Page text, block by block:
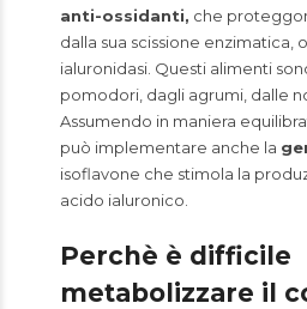
anti-ossidanti, che
dalla sua scissione enzimatica,
ialuronidasi. Questi alimenti
pomodori, dagli agrumi, dalle
Assumendo in maniera
può implementare anche la
isoflavone che stimola la
acido ialuronico.
Perchè è difficile
metabolizzare il